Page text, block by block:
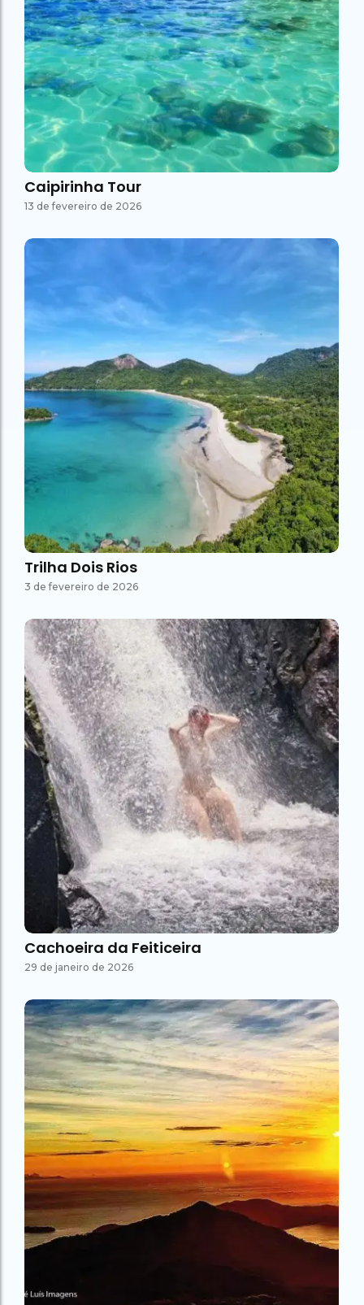
Caipirinha Tour
13 de fevereiro de 2026
Trilha Dois Rios
3 de fevereiro de 2026
Cachoeira da Feiticeira
29 de janeiro de 2026